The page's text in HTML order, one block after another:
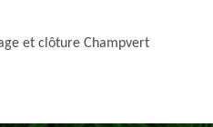
et clôture Champvert